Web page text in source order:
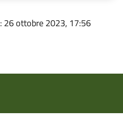
: 26 ottobre 2023, 17:56